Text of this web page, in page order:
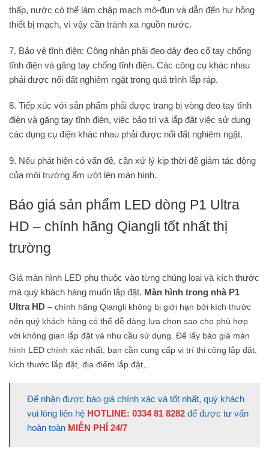
thấp, nước có thể làm chập mạch mô-đun và dẫn đến hư hỏng
thiết bị mạch, vì vậy cần tránh xa nguồn nước.
7. Bảo vệ tĩnh điện: Công nhân phải đeo dây đeo cổ tay chống
tĩnh điện và găng tay chống tĩnh điện. Các công cụ khác nhau
phải được nối đất nghiêm ngặt trong quá trình lắp ráp.
8. Tiếp xúc với sản phẩm phải được trang bị vòng đeo tay tĩnh
điện và găng tay tĩnh điện, việc bảo trì và lắp đặt việc sử dụng
các dụng cụ điện khác nhau phải được nối đất nghiêm ngặt.
9. Nếu phát hiện có vấn đề, cần xử lý kịp thời để giảm tác động
của môi trường ẩm ướt lên màn hình.
Báo giá sản phẩm LED dòng P1 Ultra
HD – chính hãng Qiangli tốt nhất thị
trường
Giá màn hình LED phụ thuộc vào từng chủng loại và kích thước
mà quý khách hàng muốn lắp đặt. Màn hình trong nhà P1
Ultra HD – chính hãng Qiangli không bị giới hạn bởi kích thước
nên quý khách hàng có thể dễ dàng lựa chọn sao cho phù hợp
với không gian lắp đặt và nhu cầu sử dụng. Để lấy báo giá màn
hình LED chính xác nhất, bạn cần cung cấp vị trí thi công lắp đặt,
kích thước lắp đặt, địa điểm lắp đặt,..
Để nhận được báo giá chính xác và tốt nhất, quý khách
vui lòng liên hệ HOTLINE: 0334 81 8282 để được tư vấn
hoàn toàn MIỄN PHÍ 24/7